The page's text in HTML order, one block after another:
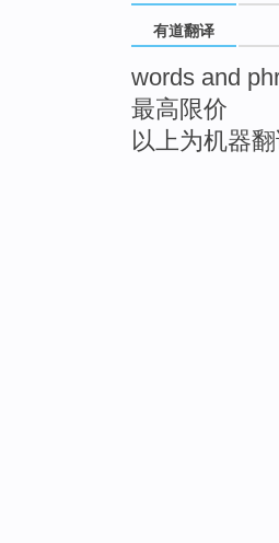
有道翻译
words and
最高限价
以上为机器